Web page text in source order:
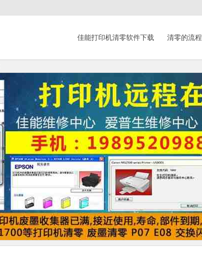
佳能打印机清零软件下载 清零的流程